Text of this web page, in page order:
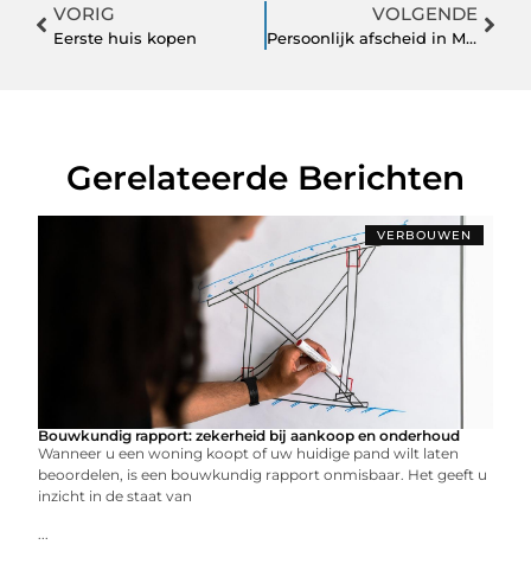
VORIG
Eerste huis kopen
VOLGENDE
Persoonlijk afscheid in Maasdriel met respect voor tradities
Gerelateerde Berichten
VERBOUWEN
Bouwkundig rapport: zekerheid bij aankoop en onderhoud
Wanneer u een woning koopt of uw huidige pand wilt laten
beoordelen, is een bouwkundig rapport onmisbaar. Het geeft u
inzicht in de staat van
...